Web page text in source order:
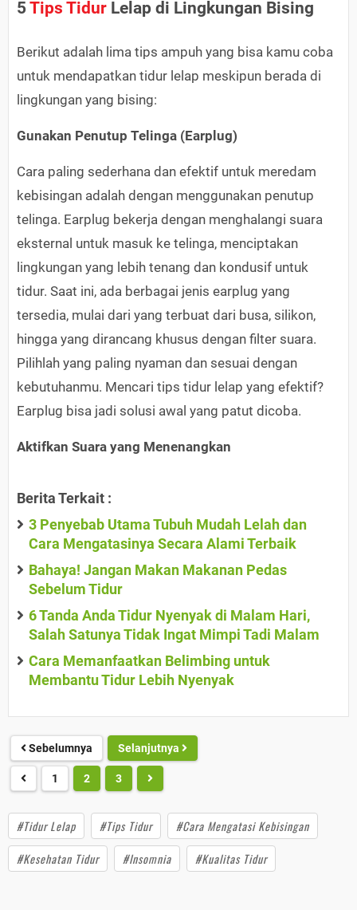
5Tips Tidur Lelap di Lingkungan Bising
Berikut adalah lima tips ampuh yang bisa kamu coba
untuk mendapatkan tidur lelap meskipun berada di
lingkungan yang bising:
Gunakan Penutup Telinga (Earplug)
Cara paling sederhana dan efektif untuk meredam
kebisingan adalah dengan menggunakan penutup
telinga. Earplug bekerja dengan menghalangi suara
eksternal untuk masuk ke telinga, menciptakan
lingkungan yang lebih tenang dan kondusif untuk
tidur. Saat ini, ada berbagai jenis earplug yang
tersedia, mulai dari yang terbuat dari busa, silikon,
hingga yang dirancang khusus dengan filter suara.
Pilihlah yang paling nyaman dan sesuai dengan
kebutuhanmu. Mencari tips tidur lelap yang efektif?
Earplug bisa jadi solusi awal yang patut dicoba.
Aktifkan Suara yang Menenangkan
Berita Terkait :
3 Penyebab Utama Tubuh Mudah Lelah dan
Cara Mengatasinya Secara Alami Terbaik
Bahaya! Jangan Makan Makanan Pedas
Sebelum Tidur
6 Tanda Anda Tidur Nyenyak di Malam Hari,
Salah Satunya Tidak Ingat Mimpi Tadi Malam
Cara Memanfaatkan Belimbing untuk
Membantu Tidur Lebih Nyenyak
Sebelumnya Selanjutnya
1 2 3
#Tidur Lelap #Tips Tidur
#Cara Mengatasi Kebisingan
#Kesehatan Tidur
#Insomnia #Kualitas Tidur